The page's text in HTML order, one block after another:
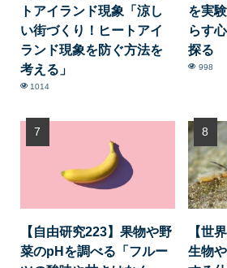
トアイランド現象「涼し
い街づくり！ヒートアイ
ランド現象を防ぐ方法を
考える」
1014
を実
らす
探る
998
【自由研究223】果物や野
菜のpHを調べる「フルー
【世
生物